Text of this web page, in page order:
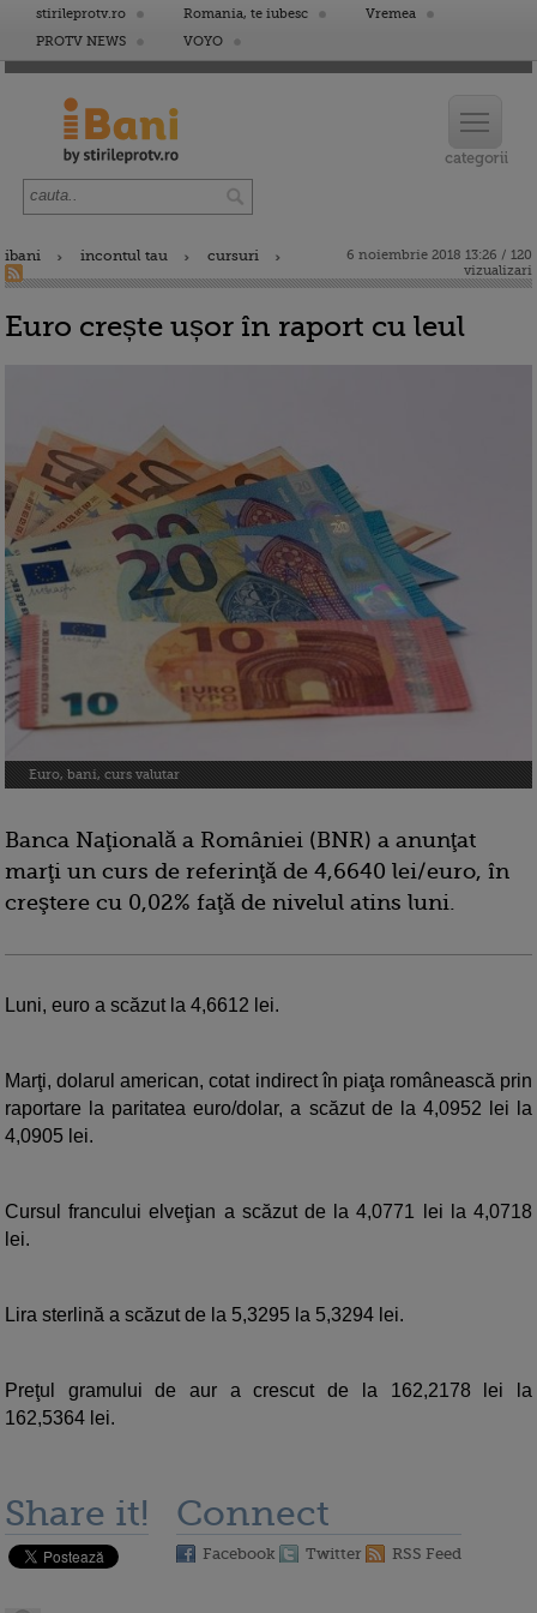
stirileprotv.ro Romania, te iubesc
Vremea
PROTV NEWS
VOYO
ibani incontul tau cursuri
6 noiembrie 2018 13:26 / 120
vizualizari
Euro crește ușor în raport cu leul
Euro, bani, curs valutar
Banca Naţională a României (BNR) a anunţat
marţi un curs de referinţă de 4,6640 lei/euro, în
creştere cu 0,02% faţă de nivelul atins luni.
Luni, euro a scăzut la 4,6612 lei.
Marţi, dolarul american, cotat indirect în piaţa românească prin
raportare la paritatea euro/dolar, a scăzut de la 4,0952 lei la
4,0905 lei.
Cursul francului elveţian a scăzut de la 4,0771 lei la 4,0718
lei.
Lira sterlină a scăzut de la 5,3295 la 5,3294 lei.
Preţul gramului de aur a crescut de la 162,2178 lei la
162,5364 lei.
Share it! Connect
Facebook Twitter RSS Feed